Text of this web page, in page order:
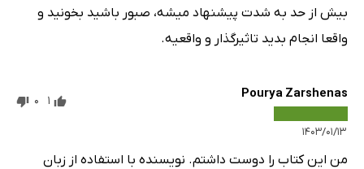
بیش از حد به شدت پیشنهاد میشه، صبور باشید بخونید و
واقعا انجام بدید تاثیرگذار و واقعیه.
Pourya Zarshenas
۱۴۰۳/۰۱/۱۳
1
0
من این کتاب را دوست داشتم. نویسنده با استفاده از زبان